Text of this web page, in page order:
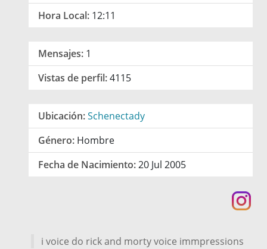
Hora Local: 12:11
Mensajes: 1
Vistas de perfil:4115
Ubicación:Schenectady
Género: Hombre
Fecha de Nacimiento:20 Jul 2005
i voice do rick and morty voice immpressions